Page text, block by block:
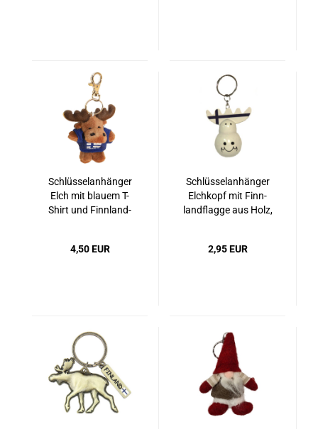
Schlüs­sel­an­hän­ger
Elch mit blau­em T-​
Shirt und Finn­land­
4,50 EUR
Schlüs­sel­an­hän­ger
Elch­kopf mit Finn­
land­flag­ge aus Holz,
2,95 EUR